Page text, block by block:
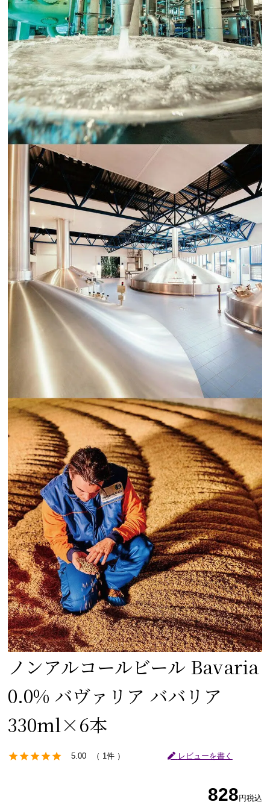
ノンアルコールビール Bavaria
0.0% バヴァリア ババリア
330ml×6本
5.00 1件 レビューを書く
828 円税込